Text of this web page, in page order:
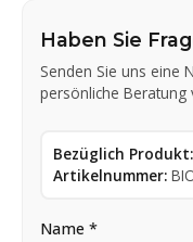
Haben Sie
Senden Sie uns eine
persönliche Beratung
Bezüglich Produkt:
Artikelnummer:
Name *